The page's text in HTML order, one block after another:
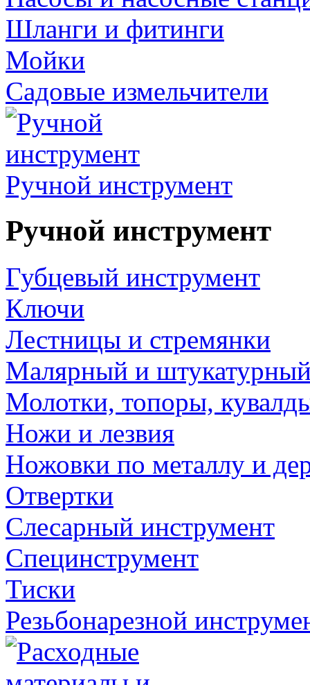
Шланги и фитинги
Мойки
Садовые измельчители
Ручной инструмент
Ручной инструмент
Губцевый инструмент
Ключи
Лестницы и стремянки
Малярный и
Молотки, топоры,
Ножи и лезвия
Ножовки по металлу и
Отвертки
Слесарный инструмент
Специнструмент
Тиски
Резьбонарезной